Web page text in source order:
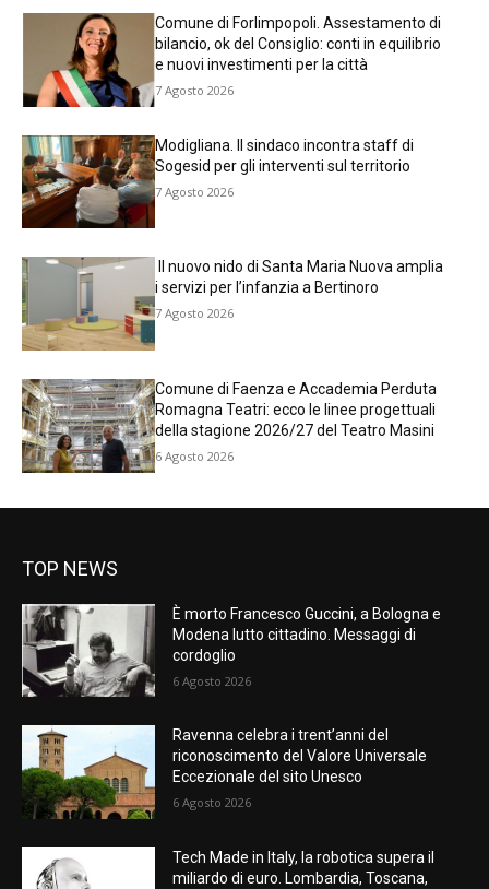
Comune di Forlimpopoli. Assestamento di
bilancio, ok del Consiglio: conti in equilibrio
e nuovi investimenti per la città
7 Agosto 2026
Modigliana. Il sindaco incontra staff di
Sogesid per gli interventi sul territorio
7 Agosto 2026
Il nuovo nido di Santa Maria Nuova amplia
i servizi per l’infanzia a Bertinoro
7 Agosto 2026
Comune di Faenza e Accademia Perduta
Romagna Teatri: ecco le linee progettuali
della stagione 2026/27 del Teatro Masini
6 Agosto 2026
TOP NEWS
È morto Francesco Guccini, a Bologna e
Modena lutto cittadino. Messaggi di
cordoglio
6 Agosto 2026
Ravenna celebra i trent’anni del
riconoscimento del Valore Universale
Eccezionale del sito Unesco
6 Agosto 2026
Tech Made in Italy, la robotica supera il
miliardo di euro. Lombardia, Toscana,